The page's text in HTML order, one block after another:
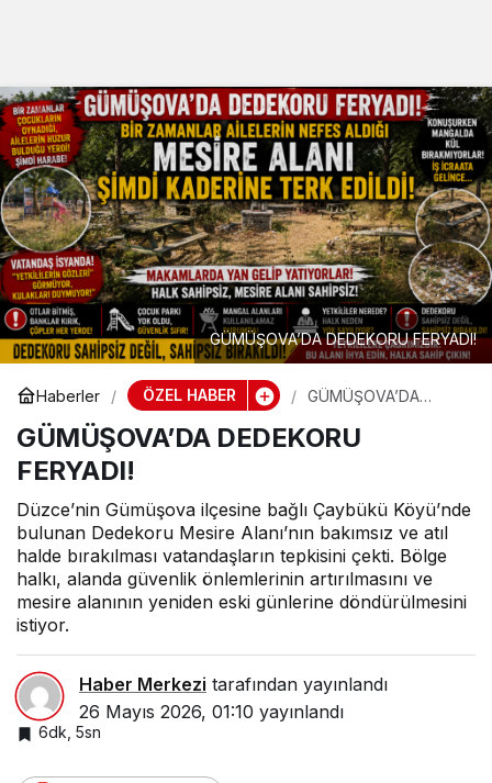
GÜMÜŞOVA’DA DEDEKORU FERYADI!
Haberler ÖZEL HABER
GÜMÜŞOVA’DA
GÜMÜŞOVA’DA DEDEKORU
FERYADI!
Düzce’nin Gümüşova ilçesine bağlı Çaybükü Köyü’nde
bulunan Dedekoru Mesire Alanı’nın bakımsız ve atıl
halde bırakılması vatandaşların tepkisini çekti. Bölge
halkı, alanda güvenlik önlemlerinin artırılmasını ve
mesire alanının yeniden eski günlerine döndürülmesini
istiyor.
Haber Merkezi tarafından yayınlandı
26 Mayıs 2026, 01:10 yayınlandı
6dk, 5sn